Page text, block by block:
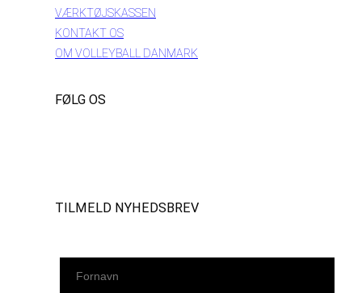
VÆRKTØJSKASSEN
KONTAKT OS
OM VOLLEYBALL DANMARK
FØLG OS
TILMELD NYHEDSBREV